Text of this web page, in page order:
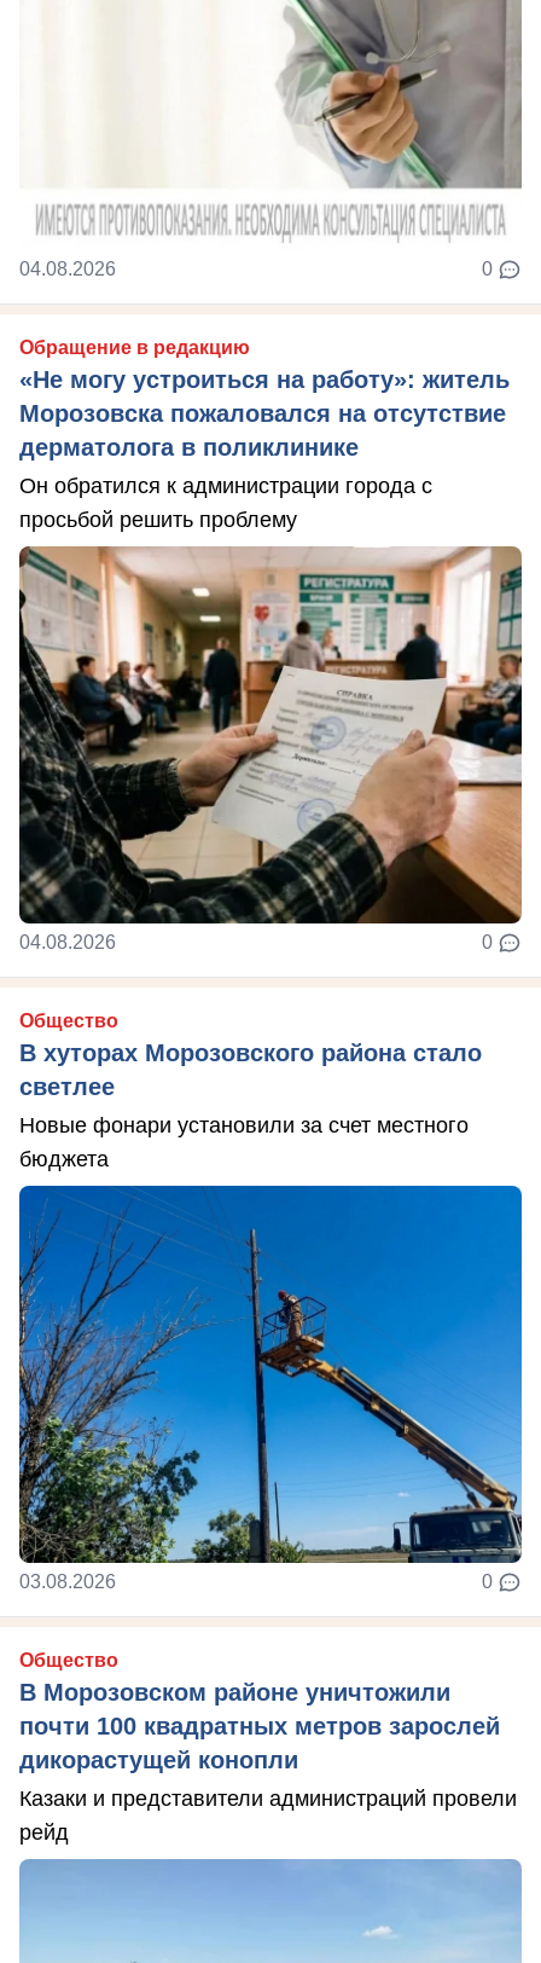
04.08.2026 0
Обращение в редакцию
«Не могу устроиться на работу»: житель
Морозовска пожаловался на отсутствие
дерматолога в поликлинике
Он обратился к администрации города с
просьбой решить проблему
04.08.2026 0
Общество
В хуторах Морозовского района стало
светлее
Новые фонари установили за счет местного
бюджета
03.08.2026 0
Общество
В Морозовском районе уничтожили
почти 100 квадратных метров зарослей
дикорастущей конопли
Казаки и представители администраций провели
рейд